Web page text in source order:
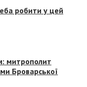
робити у цей
митрополит
Броварської